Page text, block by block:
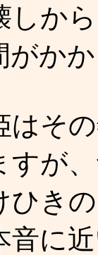
しか
がか
はそ
すが
ひき
音に